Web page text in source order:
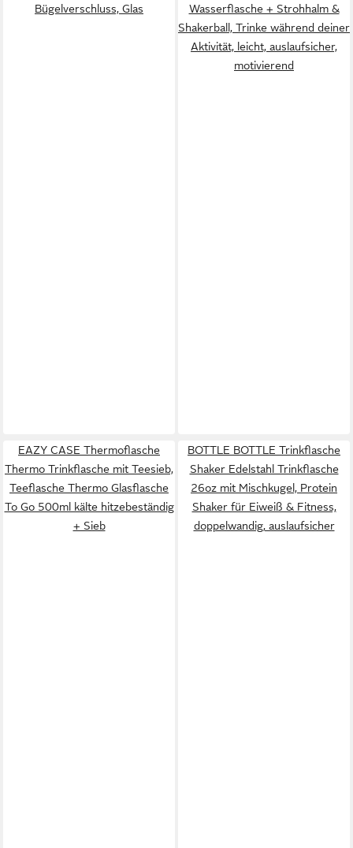
Bügelverschluss, Glas
Wasserflasche + Strohhalm &
Shakerball, Trinke während deiner
Aktivität, leicht, auslaufsicher,
motivierend
EAZY CASE Thermoflasche
Thermo Trinkflasche mit Teesieb,
Teeflasche Thermo Glasflasche
To Go 500ml kälte hitzebeständig
+ Sieb
BOTTLE BOTTLE Trinkflasche
Shaker Edelstahl Trinkflasche
26oz mit Mischkugel, Protein
Shaker für Eiweiß & Fitness,
doppelwandig, auslaufsicher